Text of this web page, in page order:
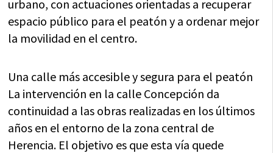
urbano, con actuaciones orientadas a recuperar
espacio público para el peatón y a ordenar mejor
la movilidad en el centro.
Una calle más accesible y segura para el peatón
La intervención en la calle Concepción da
continuidad a las obras realizadas en los últimos
años en el entorno de la zona central de
Herencia. El objetivo es que esta vía quede